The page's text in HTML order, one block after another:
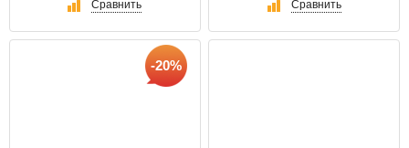
Сравнить Сравнить
-20%